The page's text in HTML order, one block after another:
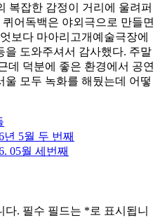
복잡한 감정이 거리에 울려퍼
어독백은 야외극으로 만들면
보다 마아리고개예술극장에
을 도와주셔서 감사했다. 주말
데 덕분에 좋은 환경에서 공연
울 모두 녹화를 해뒀는데 어떻
5월 두 번째
05월 세번째
다. 필수 필드는 *로 표시됩니